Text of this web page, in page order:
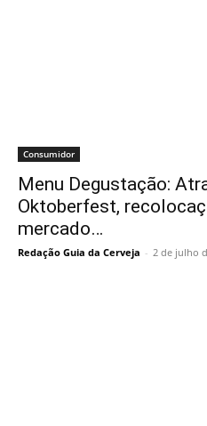
Consumidor
Menu Degustação:
Oktoberfest,
mercado…
Redação Guia da Cerveja - 2 de julho